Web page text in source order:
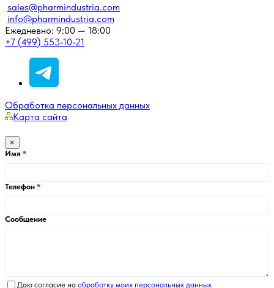
sales@pharmindustria.com
info@pharmindustria.com
Ежедневно: 9:00 — 18:00
+7 (499) 553-10-21
Обработка персональных данных
Карта сайта
×
Имя
Телефон
Сообщение
Даю согласие на обработку моих персональных данных